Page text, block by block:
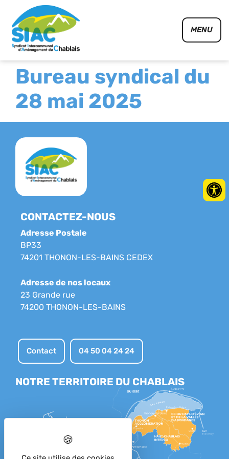
MENU
Bureau syndical du
28 mai 2025
CONTACTEZ-NOUS
Adresse Postale
BP33
74201 THONON-LES-BAINS CEDEX
Adresse de nos locaux
23 Grande rue
74200 THONON-LES-BAINS
Contact 04 50 04 24 24
NOTRE TERRITOIRE DU CHABLAIS
Panneau de gestion des cookies